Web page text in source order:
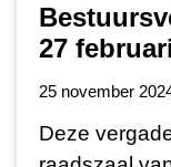
27
25 november
Deze